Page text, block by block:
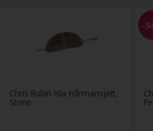
Chris Rubin Isla Hårmansjett,
Stone
-